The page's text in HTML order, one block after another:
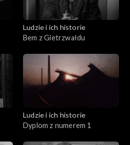
Ludzie i ich historie
Bem z Gietrzwałdu
Ludzie i ich historie
Dyplom z numerem 1